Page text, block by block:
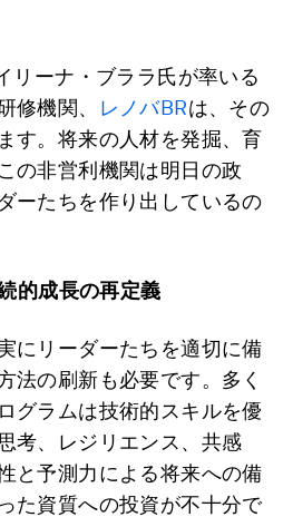
リーナ・ブララ氏が率いる
修機関、
レノバBRは、その
す。将来の人材を発掘、育
の非営利機関は明日の政
ーたちを作り出しているの
的成長の再定義
にリーダーたちを適切に備
法の刷新も必要です。多く
グラムは技術的スキルを優
考、レジリエンス、共感
と予測力による将来への備
た資質への投資が不十分で